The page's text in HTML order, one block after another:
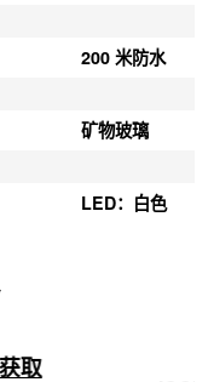
200 米防水
矿物玻璃
LED：白色
取